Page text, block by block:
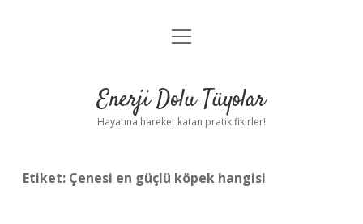
Anasayfa
Yasal Uyarı
menüyü
Enerji Dolu Tüyolar
Hayatına hareket katan pratik fikirler!
Etiket: Çenesi en güçlü köpek hangisi